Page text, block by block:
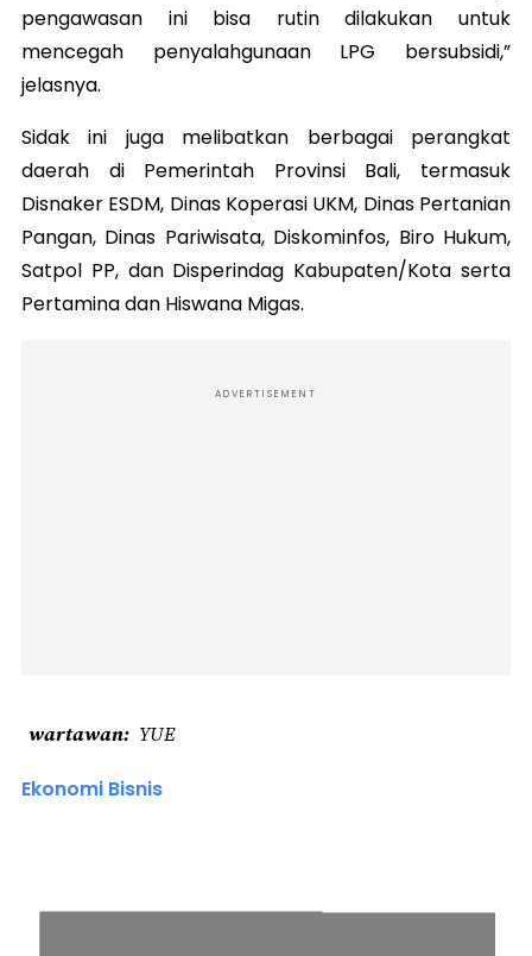
pengawasan ini bisa rutin dilakukan untuk
mencegah penyalahgunaan LPG bersubsidi,”
jelasnya.
Sidak ini juga melibatkan berbagai perangkat
daerah di Pemerintah Provinsi Bali, termasuk
Disnaker ESDM, Dinas Koperasi UKM, Dinas Pertanian
Pangan, Dinas Pariwisata, Diskominfos, Biro Hukum,
Satpol PP, dan Disperindag Kabupaten/Kota serta
Pertamina dan Hiswana Migas.
ADVERTISEMENT
wartawan YUE
Ekonomi Bisnis